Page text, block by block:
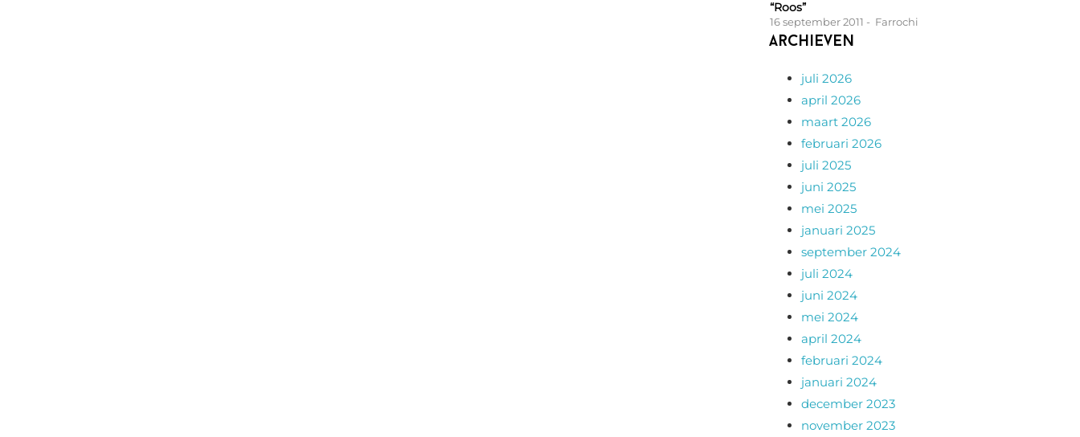
“Roos”
16 september 2011 - Farrochi
Archieven
juli 2026
april 2026
maart 2026
februari 2026
juli 2025
juni 2025
mei 2025
januari 2025
september 2024
juli 2024
juni 2024
mei 2024
april 2024
februari 2024
januari 2024
december 2023
november 2023